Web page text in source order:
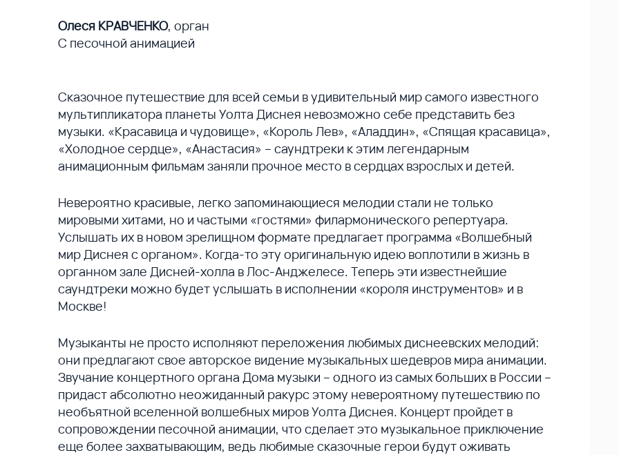
Олеся КРАВЧЕНКО, орган
С песочной анимацией
Сказочное путешествие для всей семьи в удивительный мир самого известного
мультипликатора планеты Уолта Диснея невозможно себе представить без
музыки. «Красавица и чудовище», «Король Лев», «Аладдин», «Спящая красавица»,
«Холодное сердце», «Анастасия» – саундтреки к этим легендарным
анимационным фильмам заняли прочное место в сердцах взрослых и детей.
Невероятно красивые, легко запоминающиеся мелодии стали не только
мировыми хитами, но и частыми «гостями» филармонического репертуара.
Услышать их в новом зрелищном формате предлагает программа «Волшебный
мир Диснея с органом». Когда-то эту оригинальную идею воплотили в жизнь в
органном зале Дисней-холла в Лос-Анджелесе. Теперь эти известнейшие
саундтреки можно будет услышать в исполнении «короля инструментов» и в
Москве!
Музыканты не просто исполняют переложения любимых диснеевских мелодий:
они предлагают свое авторское видение музыкальных шедевров мира анимации.
Звучание концертного органа Дома музыки – одного из самых больших в России –
придаст абсолютно неожиданный ракурс этому невероятному путешествию по
необъятной вселенной волшебных миров Уолта Диснея. Концерт пройдет в
сопровождении песочной анимации, что сделает это музыкальное приключение
еще более захватывающим, ведь любимые сказочные герои будут оживать